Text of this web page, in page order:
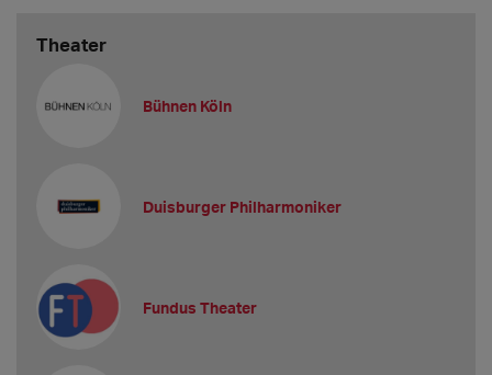
Theater
Bühnen Köln
Duisburger Philharmoniker
Fundus Theater